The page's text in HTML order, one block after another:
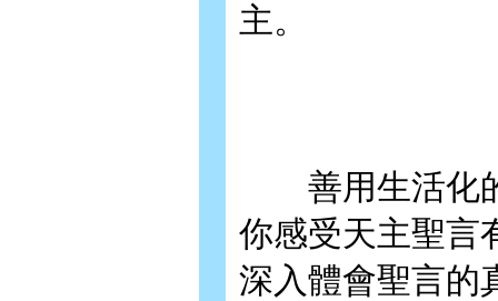
主。
善用生活化的
你感受天主聖言
深入體會聖言的